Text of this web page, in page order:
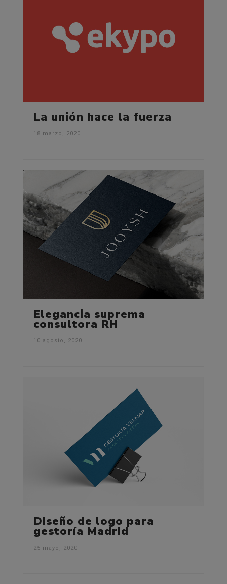
La unión hace la fuerza
18 marzo, 2020
Elegancia suprema
consultora RH
10 agosto, 2020
Diseño de logo para
gestoría Madrid
25 mayo, 2020